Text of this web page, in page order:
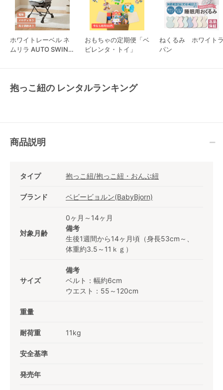
ホワイトレーベル ネ
ムリラ AUTO SWING
おもちゃの定期便「ベ
ビレンタ・トイ」
ねくるみ ホワイト
パン
抱っこ紐の レンタルランキング
商品説明
タイプ 抱っこ紐/抱っこ紐・おんぶ紐
ブランド ベビービョルン(BabyBjorn)
対象月齢
0ヶ月～14ヶ月
備考
生後1週間から14ヶ月頃（身長53cm～、
体重約3.5～11ｋｇ）
サイズ
備考
ベルト：幅約6cm
ウエスト：55～120cm
重量
耐荷重 11kg
安全基準
発売年